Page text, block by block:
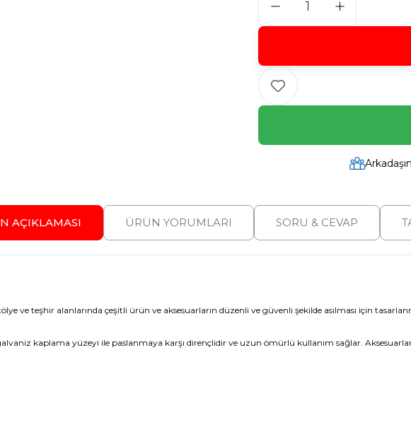
AÇIKLAMASI ÜRÜN YORUMLARI SORU & CEVAP
ve teşhir alanlarında çeşitli ürün ve aksesuarların düzenli ve güvenli şekilde asılması için
kaplama yüzeyi ile paslanmaya karşı dirençlidir ve uzun ömürlü kullanım sağlar.